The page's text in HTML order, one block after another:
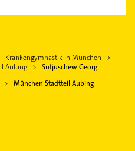
Krankengymnastik in München
Aubing
Sutjuschew Georg
München Stadtteil Aubing